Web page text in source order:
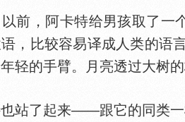
，阿卡特给男孩取了一个
，比较容易译成人类的语
轻的手臂。月亮透过大树
了起来——跟它的同类一